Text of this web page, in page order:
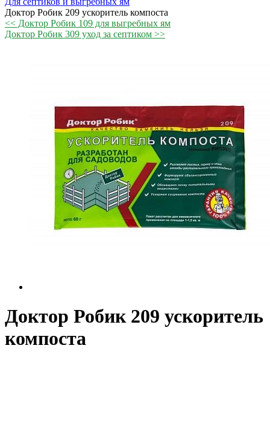
Доктор Робик 209 ускоритель компоста
<< Доктор Робик 109 для выгребных ям
Доктор Робик 309 уход за септиком >>
Доктор Робик 209 ускоритель
компоста